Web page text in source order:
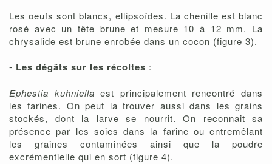
Les oeufs sont blancs, ellipsoïdes. La chenille est blanc
rosé avec un tête brune et mesure 10 à 12 mm. La
chrysalide est brune enrobée dans un cocon (figure 3).
- Les dégâts sur les récoltes :
Ephestia kuhniella est principalement rencontré dans
les farines. On peut la trouver aussi dans les grains
stockés, dont la larve se nourrit. On reconnait sa
présence par les soies dans la farine ou entremêlant
les graines contaminées ainsi que la poudre
excrémentielle qui en sort (figure 4).